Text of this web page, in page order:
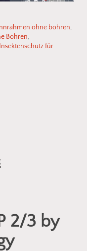
ohne bohren,
Bohren,
Insektenschutz für
2/3 by